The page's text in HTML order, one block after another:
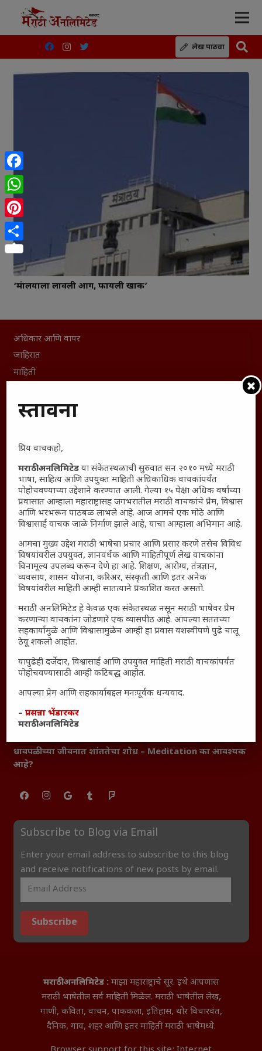
लेख पाठवा
‘मंत्रालयाला लावली आग, फायली खाक’
अधिकार आणि वापर
जाहिरात
माहिती
संग्रह
Kruti Dev Unicode
Polls Archive
Shop Unlimited
Thought For The Day
सामान्य आजारांवर गावठी उपाय – घरच्या घरी मिळवा प्राथमिक
आराम
आजच्या युगातील तरुण पिढी कुठे हरवली?
महाराष्ट्रातील किल्ल्यांचे महत्त्व : स्वराज्याच्या वैभवशाली इतिहासाचे
साक्षीदार
₹370 ची बिर्याणी” आणि हरवत चाललेली संवेदनशीलता : आजच्या
तरुणांच्या मनात नेमकं काय चाललंय?
यश आणि आत्मविश्वास: स्वप्नांना वास्तवात बदलण्याची शक्ती
महाराष्ट्रातील बदलत्या हवामानाचा शेतीवर वाढता परिणाम:
शेतकऱ्यांसमोरील नवीन आव्हाने आणि संधी
महाराष्ट्र आणि संपूर्ण भारतातील शेतकऱ्यांना मान्सूनचे महत्त्व
मीडियावर चर्चांना उधाण
धावपळीच्या जीवनात शांततेचा शोध – Meditation का आवश्यक
आहे?
Subscribe to Blog via Email
Enter your email address to subscribe to this blog
and receive notifications of new posts by email.
Subscribe
मराठी अनलिमिटेड : माझा महाराष्ट्राचे सूर. इथे आपणांस
मराठी भाषेतील सर्व माहिती मिळेल. मराठी भाषेतील लेख,
गाणी, कविता, वाचन, पाककला, इतिहास, थोर विचारवंत,
दैनिक, गाव, शहर आणि इतर माहिती मराठी भाषेमध्ये.
Facebook
WhatsApp
Pinterest
Share
प्रस्तावना
प्रिय वाचकहो,
मराठी अनलिमिटेड या संकेतस्थळाची सुरुवात सन २०१० मध्ये मराठी
भाषा, साहित्य आणि उपयुक्त माहिती अधिकाधिक वाचकांपर्यंत
पोहोचवण्याच्या उद्देशाने करण्यात आली. गेल्या १५ पेक्षा अधिक वर्षांच्या
प्रवासात आम्हाला महाराष्ट्रासह जगभरातील मराठी वाचकांचे प्रेम, विश्वास
आणि भरभरून पाठबळ लाभले आहे. आज आमचे एक मोठे आणि
विश्वासार्ह वाचक जाळे निर्माण झाले आहे, याचा आम्हाला अभिमान आहे.
आमचा मुख्य उद्देश मराठी भाषेचा प्रचार आणि प्रसार करणे तसेच विविध
विषयांवरील उपयुक्त, ज्ञानवर्धक आणि माहितीपूर्ण लेख वाचकांना
विनामूल्य उपलब्ध करून देणे हा आहे. शिक्षण, आरोग्य, तंत्रज्ञान,
व्यवसाय, शासन योजना, करिअर, संस्कृती आणि इतर अनेक
विषयांवरील माहिती आम्ही सातत्याने प्रकाशित करत असतो.
मराठी अनलिमिटेड हे केवळ एक संकेतस्थळ नसून मराठी भाषेवर प्रेम
करणाऱ्या वाचकांना जोडणारे एक व्यासपीठ आहे. आपल्या सततच्या
सहकार्यामुळे आणि विश्वासामुळेच आम्ही हा प्रवास यशस्वीपणे पुढे चालू
ठेवू शकलो आहोत.
यापुढेही दर्जेदार, विश्वासार्ह आणि उपयुक्त माहिती मराठी वाचकांपर्यंत
पोहोचवण्यासाठी आम्ही कटिबद्ध आहोत.
आपल्या प्रेम आणि सहकार्याबद्दल मनःपूर्वक धन्यवाद.
–प्रसन्ना भेंडारकर
मराठी अनलिमिटेड